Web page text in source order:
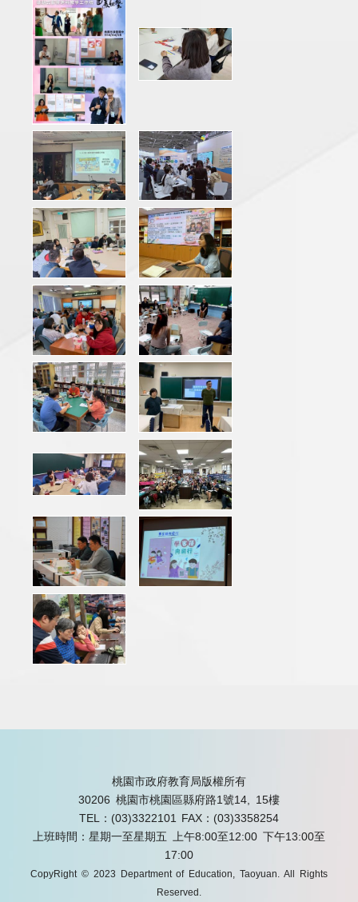
桃園市政府教育局版權所有
30206 桃園市桃園區縣府路1號14, 15樓
TEL：(03)3322101
FAX：(03)3358254
上班時間：星期一至星期五 上午8:00至12:00 下午13:00至
17:00
CopyRight © 2023 Department of Education, Taoyuan. All Rights
Reserved.